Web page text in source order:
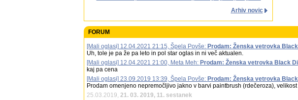
Arhiv novic
FORUM
[Mali oglasi] 12.04.2021 21:15, Špela Povše: Prodam: Ženska vetrovka
Uh, tole je pa že pa leto in pol star oglas in ni več aktualen.
[Mali oglasi] 12.04.2021 21:00, Meta Meh: Prodam: Ženska vetrovka Black
kaj pa cena
[Mali oglasi] 23.09.2019 13:39, Špela Povše: Prodam: Ženska vetrovka
Prodam omenjeno nepremočljivo jakno v barvi paintbrush (rdečeroza),
25.03.2019, 21. 03. 2019, 11. sestanek